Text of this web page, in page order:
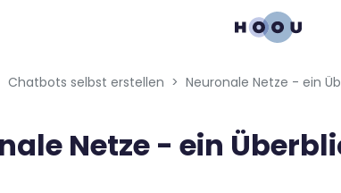
Chatbots selbst erstellen Neuronale Netze - ein
Netze - ein